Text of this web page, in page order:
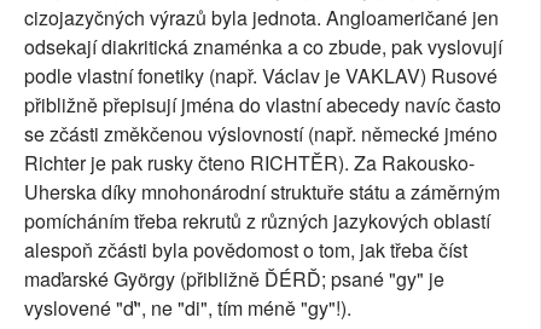
cizojazyčných výrazů byla jednota. Angloameričané jen
odsekají diakritická znaménka a co zbude, pak vyslovují
podle vlastní fonetiky (např. Václav je VAKLAV) Rusové
přibližně přepisují jména do vlastní abecedy navíc často
se zčásti změkčenou výslovností (např. německé jméno
Richter je pak rusky čteno RICHTĚR). Za Rakousko-
Uherska díky mnohonárodní struktuře státu a záměrným
pomícháním třeba rekrutů z různých jazykových oblastí
alespoň zčásti byla povědomost o tom, jak třeba číst
maďarské György (přibližně ĎÉRĎ; psané "gy" je
vyslovené "ď", ne "di", tím méně "gy"!).